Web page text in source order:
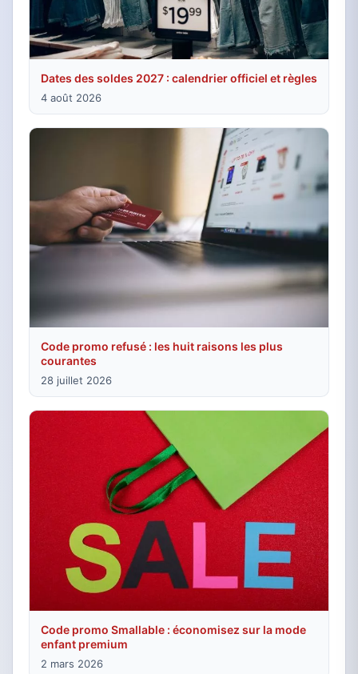
Dates des soldes 2027 : calendrier officiel et règles
4 août 2026
Code promo refusé : les huit raisons les plus
courantes
28 juillet 2026
Code promo Smallable : économisez sur la mode
enfant premium
2 mars 2026